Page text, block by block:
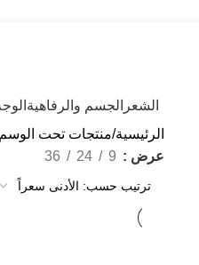
الشعر الجسم والرفاهية
الرئيسية منتجات تحت
عرض
9
24
36